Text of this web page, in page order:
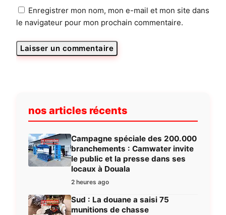
Enregistrer mon nom, mon e-mail et mon site dans
le navigateur pour mon prochain commentaire.
nos articles récents
Campagne spéciale des 200.000
branchements : Camwater invite
le public et la presse dans ses
locaux à Douala
2 heures ago
Sud : La douane a saisi 75
munitions de chasse